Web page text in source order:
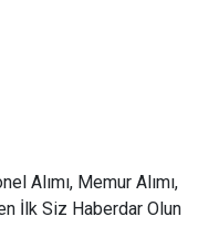
Alımı, Memur Alımı,
İlk Siz Haberdar Olun